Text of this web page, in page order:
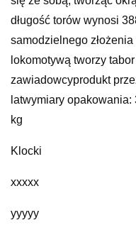
długość torów wynosi
samodzielnego
lokomotywą tworzy
zawiadowcyprodukt
latwymiary opakowania:
kg
Klocki
xxxxx
yyyyy